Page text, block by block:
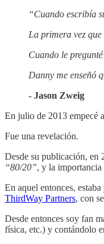
“Cuando escribía
La primera vez
Cuando le
Danny me enseñó
- Jason Zweig
En julio de 2013 empecé
Fue una revelación.
Desde su publicación, en
“80/20”, y la importancia
En aquel entonces,
ThirdWay Partners, con
Desde entonces soy fan
física, etc.) y contándolo